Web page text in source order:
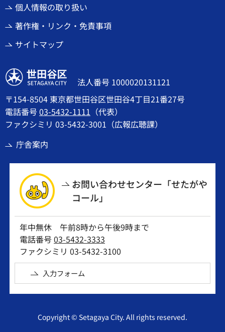
個人情報の取り扱い
著作権・リンク・免責事項
サイトマップ
世田谷区
法人番号 1000020131121
〒154-8504 東京都世田谷区世田谷4丁目21番27号
電話番号03-5432-1111 （代表）
ファクシミリ 03-5432-3001（広報広聴課）
庁舎案内
お問い合わせセンター「せたがや
コール」
年中無休 午前8時から午後9時まで
電話番号03-5432-3333
ファクシミリ 03-5432-3100
入力フォーム
Copyright © Setagaya City. All rights reserved.